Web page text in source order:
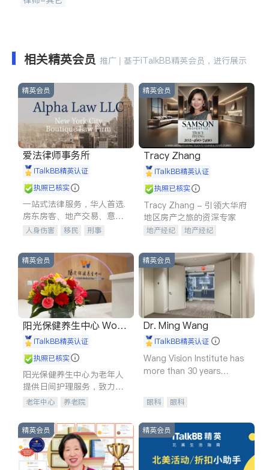
相关精英会员 推广 | 基于iTalkBB精英会员，进行展示
精英会员
爱法律师事务所
iTalkBB精英认证
执照已核实
一站式法律服务，华人首选.
房东房客、地产交易、意外
伤害、车祸重伤、商业诉
建筑合同、刑事案件全包办
人身伤害 移民
刑事
信托/遗嘱
商业
商标注册
律师-其它 保释
精英会员
Tracy Zhang
iTalkBB精英认证
执照已核实
Tracy Zhang - 引领大华府
地区房产之旅的资深专家
地产经纪
地产经纪
商铺租售
开发商建商
精英会员
阳光保健养生中心 World
shine
iTalkBB精英认证
执照已核实
阳光保健养生中心为老年人
提供日间护理服务，致力于
通过持续的护理创新来有效
老年中心 养老院
精英会员
Dr. Ming Wang
iTalkBB精英认证
Wang Vision Institute has
more than 30 years
眼科 眼科
精英会员 精英会员